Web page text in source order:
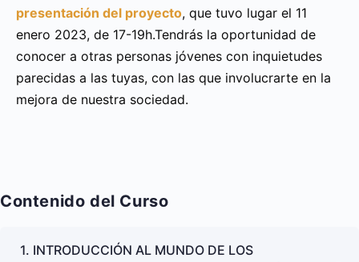
presentación del proyecto, que tuvo lugar el 11
enero 2023, de 17-19h.Tendrás la oportunidad de
conocer a otras personas jóvenes con inquietudes
parecidas a las tuyas, con las que involucrarte en la
mejora de nuestra sociedad.
Contenido del Curso
1. INTRODUCCIÓN AL MUNDO DE LOS